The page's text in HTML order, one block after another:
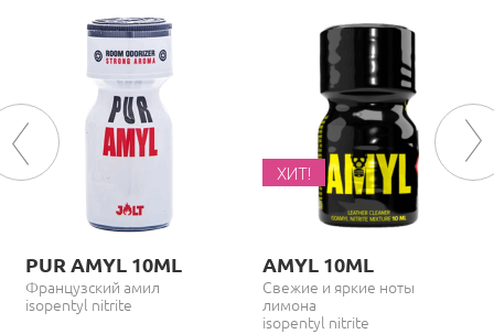
PUR AMYL 10ML
Французский амил
isopentyl nitrite
ХИТ!
AMYL 10ML
Свежие и яркие ноты
лимона
isopentyl nitrite